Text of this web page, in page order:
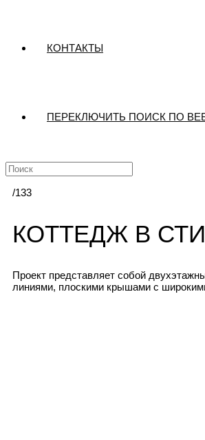
КОНТАКТЫ
ПЕРЕКЛЮЧИТЬ ПОИСК ПО
/133
КОТТЕДЖ В
Проект представляет собой
линиями, плоскими крышами с